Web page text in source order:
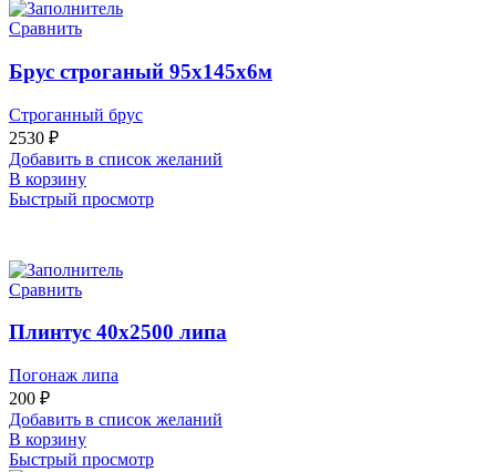
Сравнить
Брус строганый 95х145х6м
Строганный брус
2530 ₽
Добавить в список желаний
В корзину
Быстрый просмотр
Сравнить
Плинтус 40х2500 липа
Погонаж липа
200 ₽
Добавить в список желаний
В корзину
Быстрый просмотр